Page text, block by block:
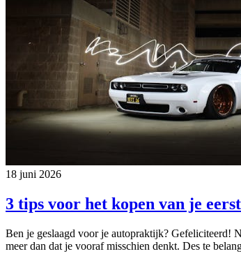
18 juni 2026
3 tips voor het kopen van je
Ben je geslaagd voor je autopraktijk? Gefeliciteerd!
meer dan dat je vooraf misschien denkt. Des te